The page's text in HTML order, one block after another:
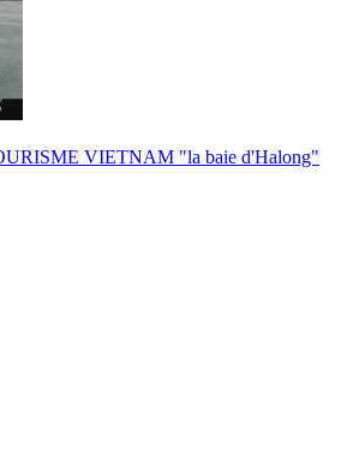
VIETNAM "la baie d'Halong"